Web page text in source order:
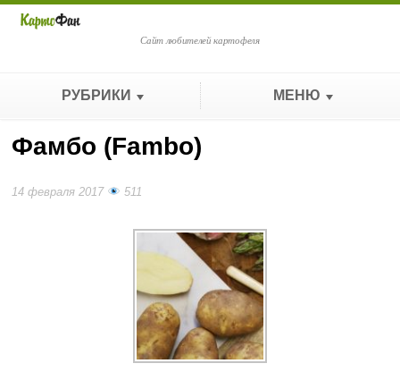
Сайт любителей картофеля
РУБРИКИ МЕНЮ
Фамбо (Fambo)
14 февраля 2017 511